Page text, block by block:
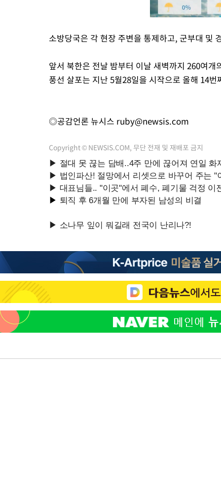
소방당국은 각 현장 주변을 통제하고, 군부대 및
앞서 북한은 전날 밤부터 이날 새벽까지 260여
풍선 살포는 지난 5월28일을 시작으로 올해 14번
◎공감언론 뉴시스 ruby@newsis.com
Copyright © NEWSIS.COM, 무단 전재 및 재배포 금지